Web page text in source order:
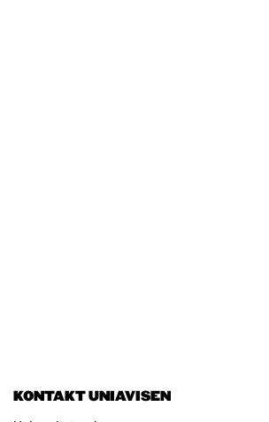
KONTAKT UNIAVISEN